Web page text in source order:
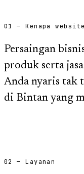
01 — Kenapa website
Persaingan
produk serta
Anda nyaris tak
di Bintan yang
02 — Layanan